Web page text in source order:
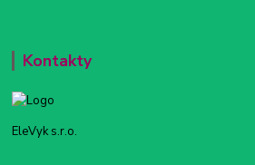
Kontakty
EleVyk s.r.o.